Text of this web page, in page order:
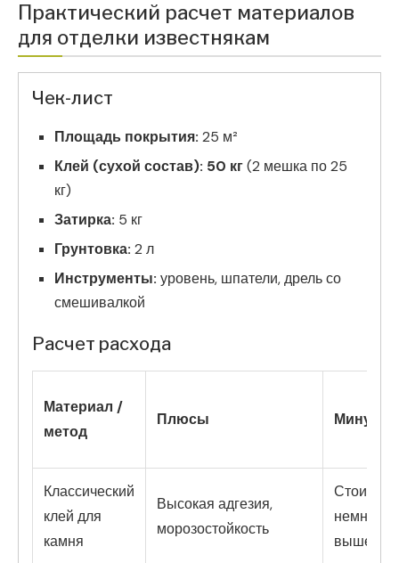
Практический расчет материалов
для отделки известнякам
Чек-лист
Площадь покрытия: 25 м²
Клей (сухой состав): 50 кг(2 мешка по 25
кг)
Затирка: 5 кг
Грунтовка: 2 л
Инструменты: уровень, шпатели, дрель со
смешивалкой
Расчет расхода
Материал /
метод
Плюсы Минусы
Классический
клей для
камня
Высокая адгезия,
морозостойкость
немного
выше